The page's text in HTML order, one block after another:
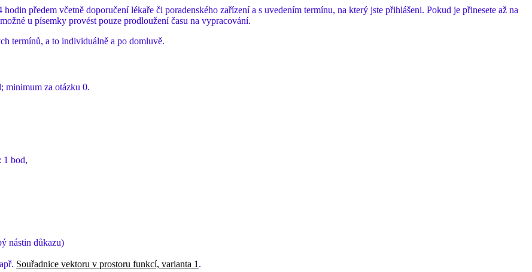
předem včetně doporučení lékaře či poradenského zařízení a s uvedením termínu, na který jste přihlášeni. Pokud je přinesete až na
u písemky provést pouze prodloužení času na vypracování.
termínů, a to individuálně a po domluvě.
minimum za otázku 0.
1 bod,
nástin důkazu)
Souřadnice vektoru v prostoru funkcí, varianta 1 .